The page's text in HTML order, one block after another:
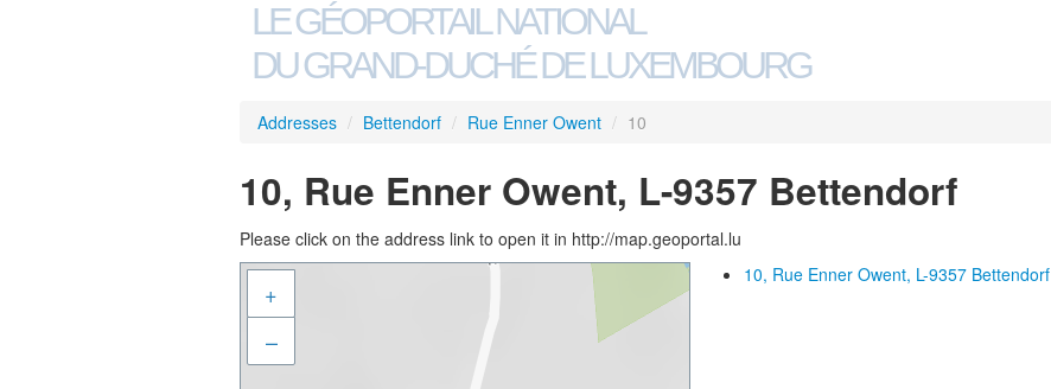
LE GÉOPORTAIL NATIONAL
DU GRAND-DUCHÉ DE LUXEMBOURG
Addresses / Bettendorf / Rue Enner Owent / 10
10, Rue Enner Owent, L-9357 Bettendorf
Please click on the address link to open it in http://map.geoportal.lu
+
–
10, Rue Enner Owent, L-9357 Bettendorf